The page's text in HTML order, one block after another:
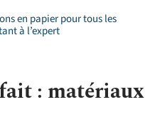
en papier pour tous les
à l’expert
: matériaux